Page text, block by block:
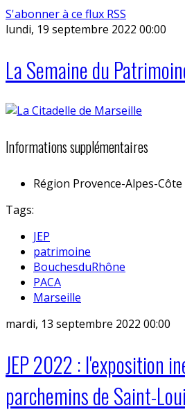
S'abonner à ce flux RSS
lundi, 19 septembre 2022 00:00
La Semaine du
Informations supplémentaires
Région Provence-Alpes-
Tags:
JEP
patrimoine
BouchesduRhône
PACA
Marseille
mardi, 13 septembre 2022 00:00
JEP 2022 : l'exposition
parchemins de Saint-